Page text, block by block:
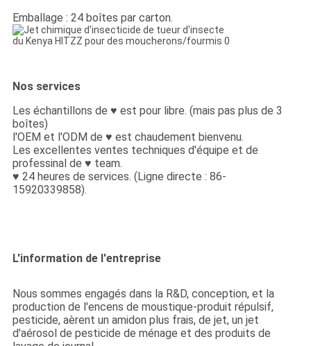
Emballage : 24 boîtes par carton.
Nos services
Les échantillons de ♥ est pour libre. (mais pas plus de 3
boîtes)
l'OEM et l'ODM de ♥ est chaudement bienvenu.
Les excellentes ventes techniques d'équipe et de
professinal de ♥ team.
♥ 24 heures de services. (Ligne directe : 86-
15920339858).
L'information de l'entreprise
Nous sommes engagés dans la R&D, conception, et la
production de l'encens de moustique-produit répulsif,
pesticide, aèrent un amidon plus frais, de jet, un jet
d'aérosol de pesticide de ménage et des produits de